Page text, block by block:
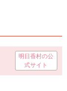
明日香村の公
式サイト